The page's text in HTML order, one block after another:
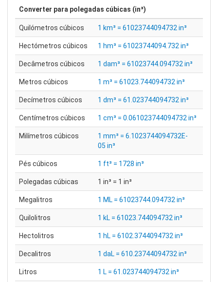
Converter para polegadas cúbicas (in³)
Quilómetros cúbicos 1 km³ = 61023744094732 in³
Hectómetros cúbicos 1 hm³ = 61023744094.732 in³
Decâmetros cúbicos 1 dam³ = 61023744.094732 in³
Metros cúbicos 1 m³ = 61023.744094732 in³
Decímetros cúbicos 1 dm³ = 61.023744094732 in³
Centímetros cúbicos 1 cm³ = 0.061023744094732 in³
Milímetros cúbicos
1 mm³ = 6.1023744094732E-
05 in³
Pés cúbicos 1 ft³ = 1728 in³
Polegadas cúbicas 1 in³ = 1 in³
Megalitros 1 ML = 61023744.094732 in³
Quilolitros 1 kL = 61023.744094732 in³
Hectolitros 1 hL = 6102.3744094732 in³
Decalitros 1 daL = 610.23744094732 in³
Litros 1 L = 61.023744094732 in³